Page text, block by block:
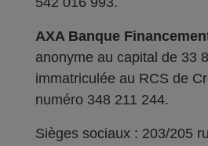
AXA Banque
anonyme au capital de 33
immatriculée au RCS de
numéro 348 211 244.
Sièges sociaux : 203/205